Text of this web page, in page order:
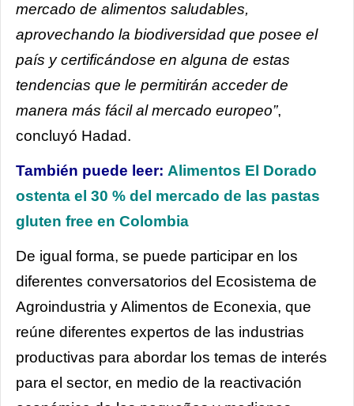
mercado de alimentos saludables,
aprovechando la biodiversidad que posee el
país y certificándose en alguna de estas
tendencias que le permitirán acceder de
manera más fácil al mercado europeo”,
concluyó Hadad.
También puede leer: Alimentos El Dorado
ostenta el 30 % del mercado de las pastas
gluten free en Colombia
De igual forma, se puede participar en los
diferentes conversatorios del Ecosistema de
Agroindustria y Alimentos de Econexia, que
reúne diferentes expertos de las industrias
productivas para abordar los temas de interés
para el sector, en medio de la reactivación